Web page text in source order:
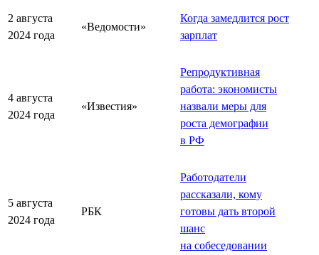
2 августа
2024 года
«Ведомости»
Когда замедлится рост
зарплат
4 августа
2024 года
«Известия»
Репродуктивная
работа: экономисты
назвали меры для
роста демографии
в РФ
5 августа
2024 года
РБК
Работодатели
рассказали, кому
готовы дать второй
шанс
на собеседовании